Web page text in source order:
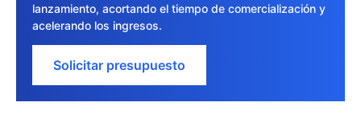
lanzamiento, acortando el tiempo de comercialización y
acelerando los ingresos.
Solicitar presupuesto